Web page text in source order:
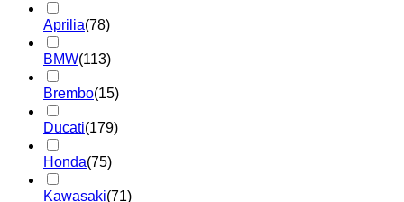
Aprilia(78)
BMW(113)
Brembo(15)
Ducati(179)
Honda(75)
Kawasaki(71)